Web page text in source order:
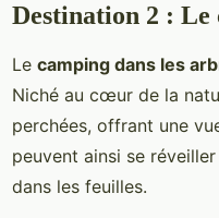
Destination 2 : Le
Le camping dans les
Niché au cœur de la
perchées, offrant une
peuvent ainsi se
dans les feuilles.